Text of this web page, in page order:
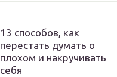
13 способов, как
перестать думать о
плохом и накручивать
себя